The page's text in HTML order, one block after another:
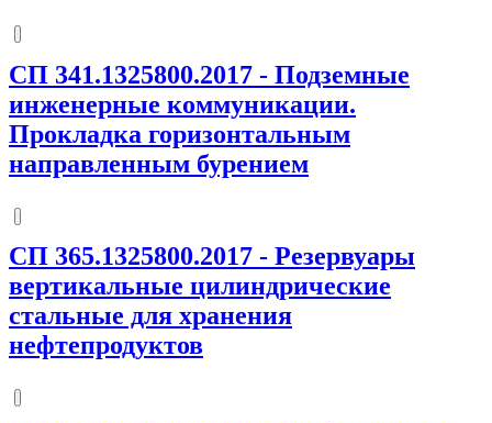
СП 341.1325800.2017 - Подземные
инженерные коммуникации.
Прокладка горизонтальным
направленным бурением
СП 365.1325800.2017 - Резервуары
вертикальные цилиндрические
стальные для хранения
нефтепродуктов